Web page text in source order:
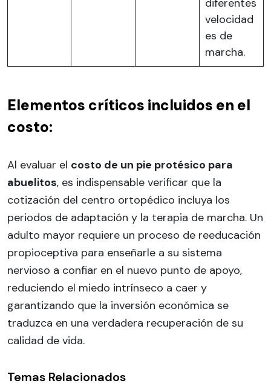
diferentes
velocidad
es de
marcha.
Elementos críticos incluidos en el
costo:
Al evaluar el costo de un pie protésico para
abuelitos, es indispensable verificar que la
cotización del centro ortopédico incluya los
periodos de adaptación y la terapia de marcha. Un
adulto mayor requiere un proceso de reeducación
propioceptiva para enseñarle a su sistema
nervioso a confiar en el nuevo punto de apoyo,
reduciendo el miedo intrínseco a caer y
garantizando que la inversión económica se
traduzca en una verdadera recuperación de su
calidad de vida.
Temas Relacionados